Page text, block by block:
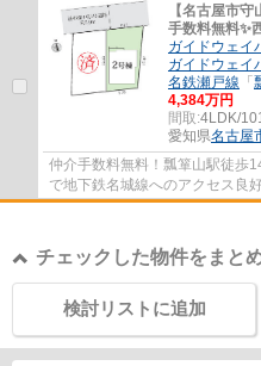
【名古屋市
手数料無料✨️
ガイドウェイ
ガイドウェイ
名鉄瀬戸線 「
4,384万円
間取:4LDK/
愛知県名古屋
仲介手数料無料！瓢箪山駅徒歩
で地下鉄名城線へのアクセス良
チェックした物件をまと
検討リストに追加